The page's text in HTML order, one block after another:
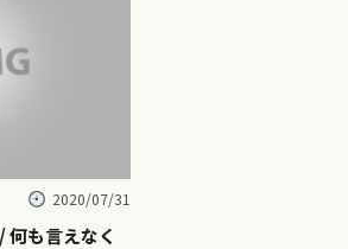
2020/07/31
何も言えなく